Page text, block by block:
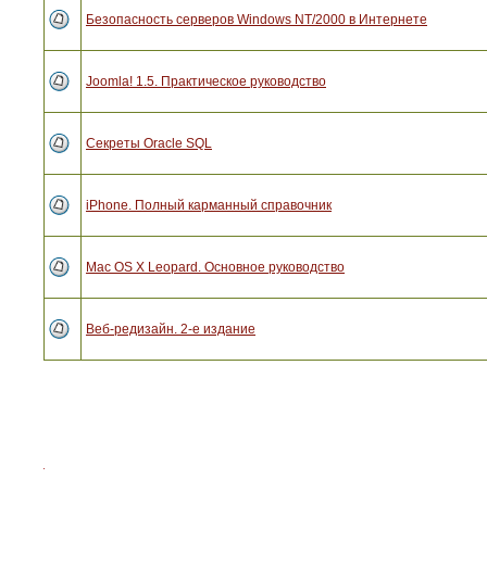
Безопасность серверов Windows NT/2000 в Интернете
Joomla! 1.5. Практическое руководство
Секреты Oracle SQL
iPhone. Полный карманный справочник
Mac OS X Leopard. Основное руководство
Веб-редизайн. 2-е издание